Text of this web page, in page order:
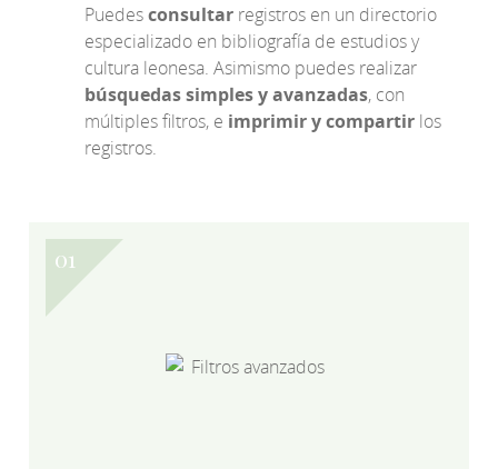
Puedesconsultar registros en un directorio
especializado en bibliografía de estudios y
cultura leonesa. Asimismo puedes realizar
búsquedas simples y avanzadas, con
múltiples filtros, e imprimir y compartir los
registros.